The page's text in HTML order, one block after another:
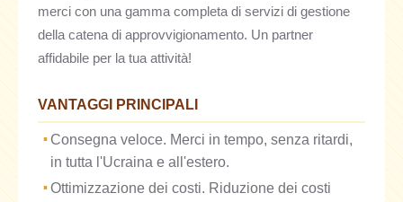
merci con una gamma completa di servizi di gestione
della catena di approvvigionamento. Un partner
affidabile per la tua attività!
VANTAGGI PRINCIPALI
Consegna veloce. Merci in tempo, senza ritardi,
in tutta l'Ucraina e all'estero.
Ottimizzazione dei costi. Riduzione dei costi